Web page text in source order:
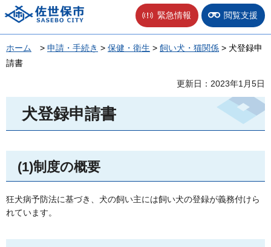
佐世保市 緊急情報 閲覧支援
ホーム > 申請・手続き > 保健・衛生 > 飼い犬・猫関係 > 犬登録申
請書
更新日：2023年1月5日
犬登録申請書
(1)制度の概要
狂犬病予防法に基づき、犬の飼い主には飼い犬の登録が義務付けら
れています。